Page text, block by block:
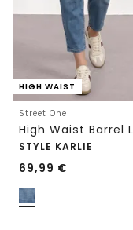
HIGH WAIST
Street One
STYLE KARLIE
69,99 €